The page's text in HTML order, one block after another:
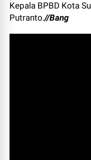
Kepala BPBD Kota
Putranto.//Bang